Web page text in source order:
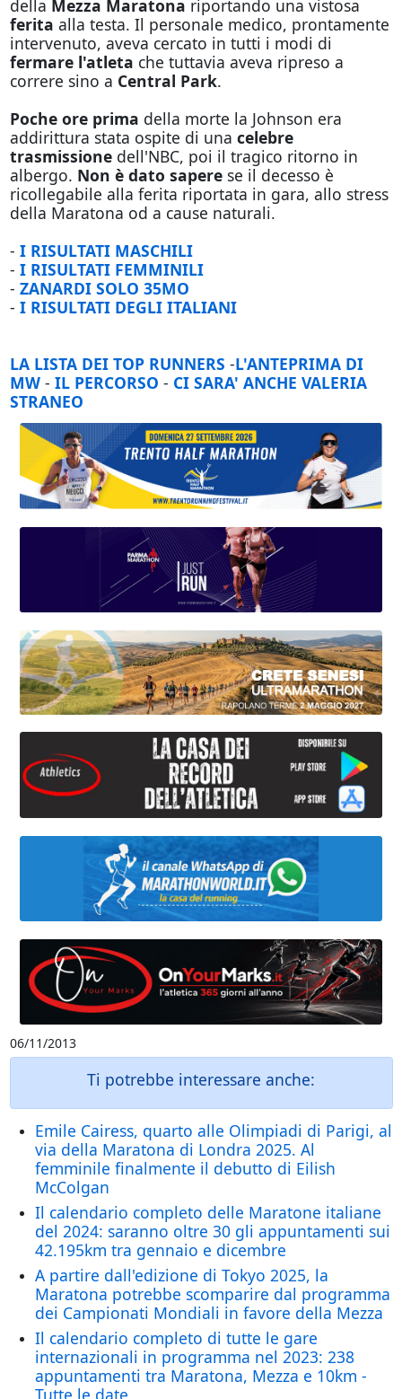
della Mezza Maratona riportando una vistosa
ferita alla testa. Il personale medico, prontamente
intervenuto, aveva cercato in tutti i modi di
fermare l'atleta che tuttavia aveva ripreso a
correre sino a Central Park.
Poche ore prima della morte la Johnson era
addirittura stata ospite di una celebre
trasmissionedell'NBC, poi il tragico ritorno in
albergo. Non è dato saperese il decesso è
ricollegabile alla ferita riportata in gara, allo stress
della Maratona od a cause naturali.
- I RISULTATI MASCHILI
- I RISULTATI FEMMINILI
- ZANARDI SOLO 35MO
- I RISULTATI DEGLI ITALIANI
LA LISTA DEI TOP RUNNERS -L'ANTEPRIMA DI
MW- IL PERCORSO - CI SARA' ANCHE VALERIA
STRANEO
06/11/2013
Ti potrebbe interessare anche:
Emile Cairess, quarto alle Olimpiadi di Parigi, al
via della Maratona di Londra 2025. Al
femminile finalmente il debutto di Eilish
McColgan
Il calendario completo delle Maratone italiane
del 2024: saranno oltre 30 gli appuntamenti sui
42.195km tra gennaio e dicembre
A partire dall'edizione di Tokyo 2025, la
Maratona potrebbe scomparire dal programma
dei Campionati Mondiali in favore della Mezza
Il calendario completo di tutte le gare
internazionali in programma nel 2023: 238
appuntamenti tra Maratona, Mezza e 10km -